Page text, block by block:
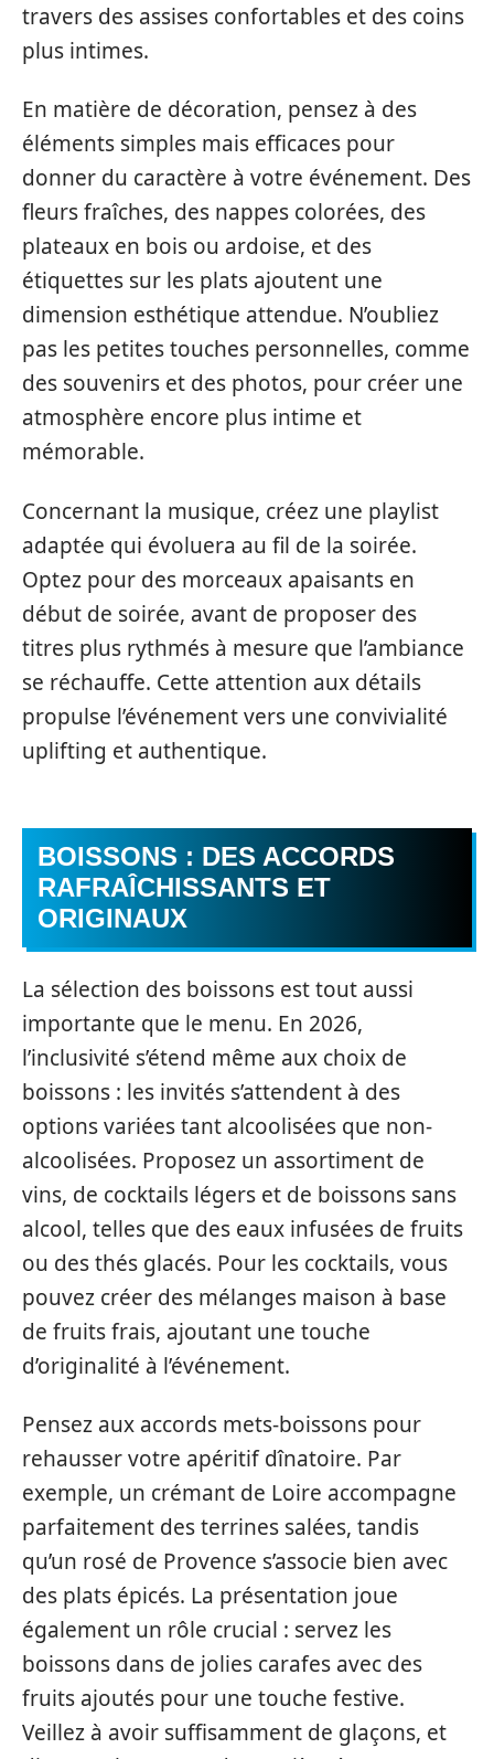
travers des assises confortables et des coins
plus intimes.
En matière de décoration, pensez à des
éléments simples mais efficaces pour
donner du caractère à votre événement. Des
fleurs fraîches, des nappes colorées, des
plateaux en bois ou ardoise, et des
étiquettes sur les plats ajoutent une
dimension esthétique attendue. N’oubliez
pas les petites touches personnelles, comme
des souvenirs et des photos, pour créer une
atmosphère encore plus intime et
mémorable.
Concernant la musique, créez une playlist
adaptée qui évoluera au fil de la soirée.
Optez pour des morceaux apaisants en
début de soirée, avant de proposer des
titres plus rythmés à mesure que l’ambiance
se réchauffe. Cette attention aux détails
propulse l’événement vers une convivialité
uplifting et authentique.
BOISSONS : DES ACCORDS
RAFRAÎCHISSANTS ET
ORIGINAUX
La sélection des boissons est tout aussi
importante que le menu. En 2026,
l’inclusivité s’étend même aux choix de
boissons : les invités s’attendent à des
options variées tant alcoolisées que non-
alcoolisées. Proposez un assortiment de
vins, de cocktails légers et de boissons sans
alcool, telles que des eaux infusées de fruits
ou des thés glacés. Pour les cocktails, vous
pouvez créer des mélanges maison à base
de fruits frais, ajoutant une touche
d’originalité à l’événement.
Pensez aux accords mets-boissons pour
rehausser votre apéritif dînatoire. Par
exemple, un crémant de Loire accompagne
parfaitement des terrines salées, tandis
qu’un rosé de Provence s’associe bien avec
des plats épicés. La présentation joue
également un rôle crucial : servez les
boissons dans de jolies carafes avec des
fruits ajoutés pour une touche festive.
Veillez à avoir suffisamment de glaçons, et